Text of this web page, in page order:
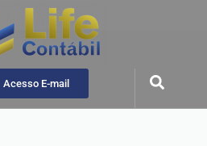
Acesso E-mail